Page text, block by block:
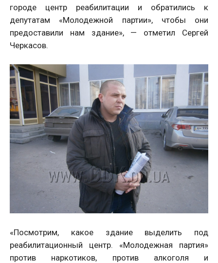
городе центр реабилитации и обратились к
депутатам «Молодежной партии», чтобы они
предоставили нам здание», — отметил Сергей
Черкасов.
«Посмотрим, какое здание выделить под
реабилитационный центр. «Молодежная партия»
против наркотиков, против алкоголя и